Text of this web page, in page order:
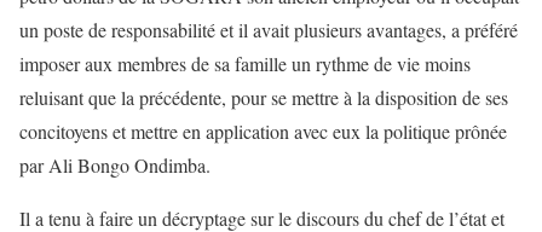
un poste de responsabilité et il avait plusieurs avantages, a préféré
imposer aux membres de sa famille un rythme de vie moins
reluisant que la précédente, pour se mettre à la disposition de ses
concitoyens et mettre en application avec eux la politique prônée
par Ali Bongo Ondimba.
Il a tenu à faire un décryptage sur le discours du chef de l’état et